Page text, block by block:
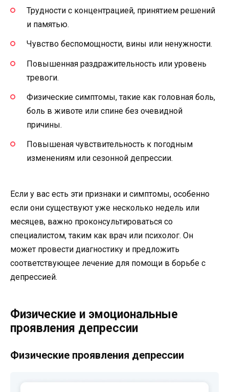
Трудности с концентрацией, принятием решений
и памятью.
Чувство беспомощности, вины или ненужности.
Повышенная раздражительность или уровень
тревоги.
Физические симптомы, такие как головная боль,
боль в животе или спине без очевидной
причины.
Повышеная чувствительность к погодным
изменениям или сезонной депрессии.
Если у вас есть эти признаки и симптомы, особенно
если они существуют уже несколько недель или
месяцев, важно проконсультироваться со
специалистом, таким как врач или психолог. Он
может провести диагностику и предложить
соответствующее лечение для помощи в борьбе с
депрессией.
Физические и эмоциональные
проявления депрессии
Физические проявления депрессии